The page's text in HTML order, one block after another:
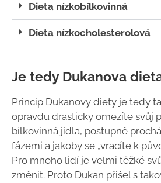
Dieta nízkobílkovinná
Dieta nízkocholesterolová
Je tedy Dukanova
Princip Dukanovy diety je tedy
opravdu drasticky omezíte svůj
bílkovinná jídla, postupně
fázemi a jakoby se „vracíte k
Pro mnoho lidí je velmi těžké
změnit. Proto Dukan přišel s